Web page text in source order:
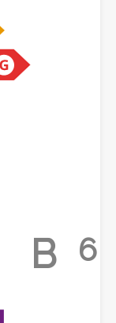
B 6